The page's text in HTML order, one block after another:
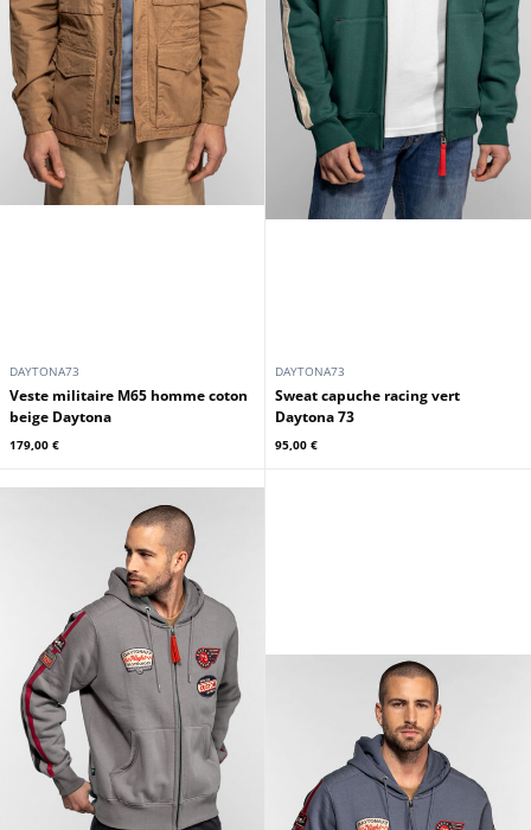
DAYTONA73
Veste militaire M65 homme coton
beige Daytona
179,00 €
DAYTONA73
Sweat capuche racing vert
Daytona 73
95,00 €